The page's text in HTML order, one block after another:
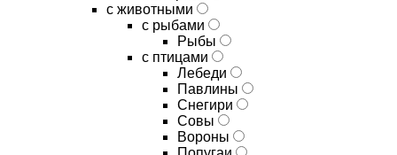
с животными
с рыбами
Рыбы
с птицами
Лебеди
Павлины
Снегири
Совы
Вороны